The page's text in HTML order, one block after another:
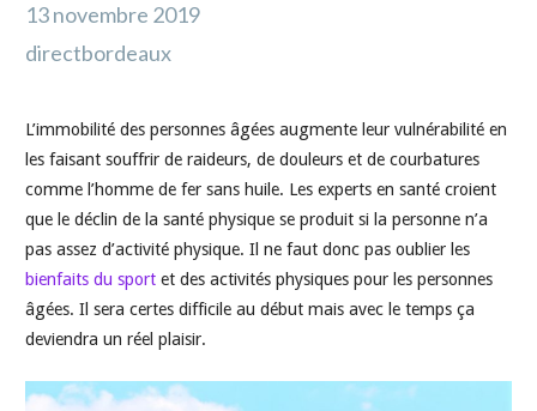
13 novembre 2019
directbordeaux
L’immobilité des personnes âgées augmente leur vulnérabilité en
les faisant souffrir de raideurs, de douleurs et de courbatures
comme l’homme de fer sans huile. Les experts en santé croient
que le déclin de la santé physique se produit si la personne n’a
pas assez d’activité physique. Il ne faut donc pas oublier les
bienfaits du sportet des activités physiques pour les personnes
âgées. Il sera certes difficile au début mais avec le temps ça
deviendra un réel plaisir.